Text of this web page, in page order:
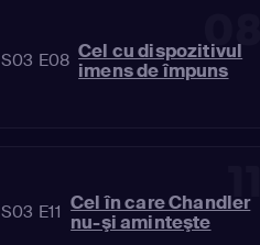
08
S03 E08 Cel cu dispozitivul
imens de împuns
11
S03 E11 Cel în care Chandler
nu-şi aminteşte